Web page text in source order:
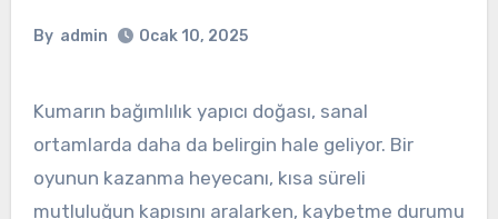
By admin Ocak 10, 2025
Kumarın bağımlılık yapıcı doğası, sanal
ortamlarda daha da belirgin hale geliyor. Bir
oyunun kazanma heyecanı, kısa süreli
mutluluğun kapısını aralarken, kaybetme durumu